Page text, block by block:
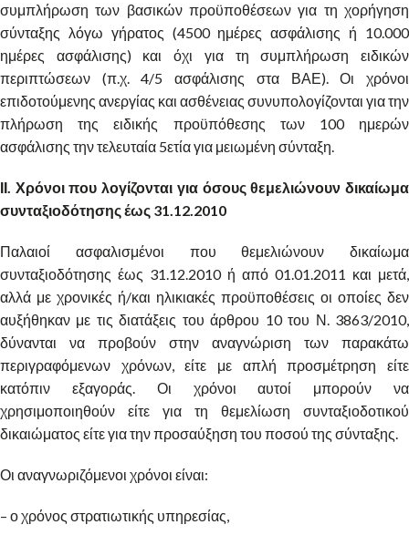
συμπλήρωση των βασικών προϋποθέσεων για τη χορήγηση
σύνταξης λόγω γήρατος (4500 ημέρες ασφάλισης ή 10.000
ημέρες ασφάλισης) και όχι για τη συμπλήρωση ειδικών
περιπτώσεων (π.χ. 4/5 ασφάλισης στα ΒΑΕ). Οι χρόνοι
επιδοτούμενης ανεργίας και ασθένειας συνυπολογίζονται για την
πλήρωση της ειδικής προϋπόθεσης των 100 ημερών
ασφάλισης την τελευταία 5ετία για μειωμένη σύνταξη.
ΙΙ. Χρόνοι που λογίζονται για όσους θεμελιώνουν δικαίωμα
συνταξιοδότησης έως 31.12.2010
Παλαιοί ασφαλισμένοι που θεμελιώνουν δικαίωμα
συνταξιοδότησης έως 31.12.2010 ή από 01.01.2011 και μετά,
αλλά με χρονικές ή/και ηλικιακές προϋποθέσεις οι οποίες δεν
αυξήθηκαν με τις διατάξεις του άρθρου 10 του Ν. 3863/2010,
δύνανται να προβούν στην αναγνώριση των παρακάτω
περιγραφόμενων χρόνων, είτε με απλή προσμέτρηση είτε
κατόπιν εξαγοράς. Οι χρόνοι αυτοί μπορούν να
χρησιμοποιηθούν είτε για τη θεμελίωση συνταξιοδοτικού
δικαιώματος είτε για την προσαύξηση του ποσού της σύνταξης.
Οι αναγνωριζόμενοι χρόνοι είναι:
– ο χρόνος στρατιωτικής υπηρεσίας,